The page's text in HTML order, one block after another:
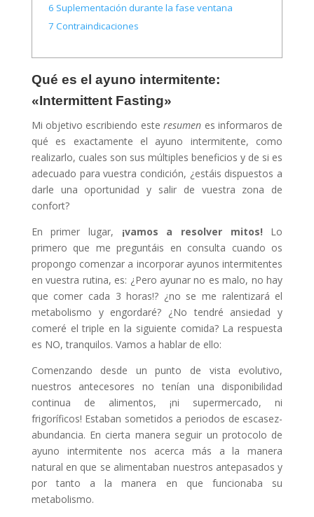
6 Suplementación durante la fase ventana
7 Contraindicaciones
Qué es el ayuno intermitente:
«Intermittent Fasting»
Mi objetivo escribiendo esteresumen es informaros de
qué es exactamente el ayuno intermitente, como
realizarlo, cuales son sus múltiples beneficios y de si es
adecuado para vuestra condición, ¿estáis dispuestos a
darle una oportunidad y salir de vuestra zona de
confort?
En primer lugar, ¡vamos a resolver mitos! Lo
primero que me preguntáis en consulta cuando os
propongo comenzar a incorporar ayunos intermitentes
en vuestra rutina, es: ¿Pero ayunar no es malo, no hay
que comer cada 3 horas!? ¿no se me ralentizará el
metabolismo y engordaré? ¿No tendré ansiedad y
comeré el triple en la siguiente comida? La respuesta
es NO, tranquilos. Vamos a hablar de ello:
Comenzando desde un punto de vista evolutivo,
nuestros antecesores no tenían una disponibilidad
continua de alimentos, ¡ni supermercado, ni
frigoríficos! Estaban sometidos a periodos de escasez-
abundancia. En cierta manera seguir un protocolo de
ayuno intermitente nos acerca más a la manera
natural en que se alimentaban nuestros antepasados y
por tanto a la manera en que funcionaba su
metabolismo.